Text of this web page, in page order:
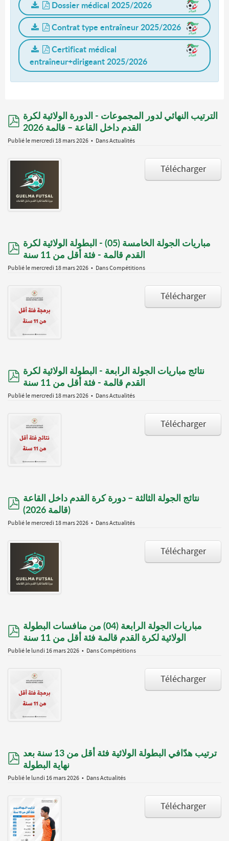
Dossier médical 2025/2026
Contrat type entraîneur 2025/2026
Certificat médical
entraîneur+dirigeant 2025/2026
pdf
الترتيب النهائي لدور المجموعات - الدورة الولائية لكرة
القدم داخل القاعة – قالمة 2026
Publié le mercredi 18 mars 2026 DansActualités
Télécharger
pdf
مباريات الجولة الخامسة (05) - البطولة الولائية لكرة
القدم قالمة - فئة أقل من 11 سنة
Publié le mercredi 18 mars 2026 DansCompétitions
Télécharger
pdf
نتائج مباريات الجولة الرابعة - البطولة الولائية لكرة
القدم قالمة - فئة أقل من 11 سنة
Publié le mercredi 18 mars 2026 DansActualités
Télécharger
pdf
نتائج الجولة الثالثة – دورة كرة القدم داخل القاعة
(قالمة 2026)
Publié le mercredi 18 mars 2026 DansActualités
Télécharger
pdf
مباريات الجولة الرابعة (04) من منافسات البطولة
الولائية لكرة القدم قالمة فئة أقل من 11 سنة
Publié le lundi 16 mars 2026 DansCompétitions
Télécharger
pdf
ترتيب هدّافي البطولة الولائية فئة أقل من 13 سنة بعد
نهاية البطولة
Publié le lundi 16 mars 2026 DansActualités
Télécharger